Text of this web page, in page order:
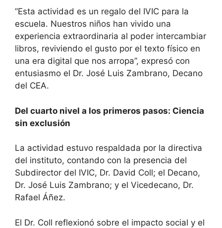
​”Esta actividad es un regalo del IVIC para la
escuela. Nuestros niños han vivido una
experiencia extraordinaria al poder intercambiar
libros, reviviendo el gusto por el texto físico en
una era digital que nos arropa”, expresó con
entusiasmo el Dr. José Luis Zambrano, Decano
del CEA.
Del cuarto nivel a los primeros pasos: Ciencia
sin exclusión
​La actividad estuvo respaldada por la directiva
del instituto, contando con la presencia del
Subdirector del IVIC, Dr. David Coll; el Decano,
Dr. José Luis Zambrano; y el Vicedecano, Dr.
Rafael Áñez.
​El Dr. Coll reflexionó sobre el impacto social y el